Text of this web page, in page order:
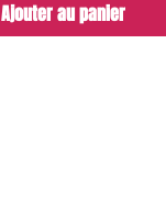
Ajouter au panier